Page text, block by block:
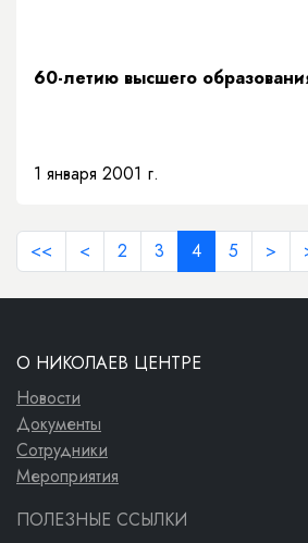
60-летию высшего
1 января 2001 г.
<< < 2 3 4 5 >
О НИКОЛАЕВ ЦЕНТРЕ
Новости
Документы
Сотрудники
Мероприятия
ПОЛЕЗНЫЕ ССЫЛКИ